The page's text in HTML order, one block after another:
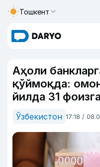
Тошкент
Аҳоли
қўймоқда:
йилда 31
Ўзбекистон 17:18 /